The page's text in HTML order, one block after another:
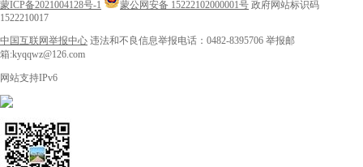
蒙ICP备2021004128号-1 蒙公网安备 15222102000001号 政府网站标识码
1522210017
中国互联网举报中心 违法和不良信息举报电话：0482-8395706 举报邮
箱:kyqqwz@126.com
网站支持IPv6